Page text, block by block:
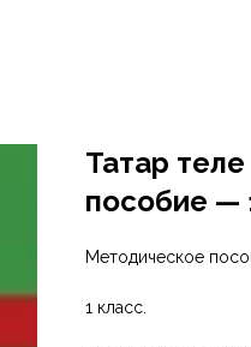
Татар
пособие —
Методическое
1 класс.